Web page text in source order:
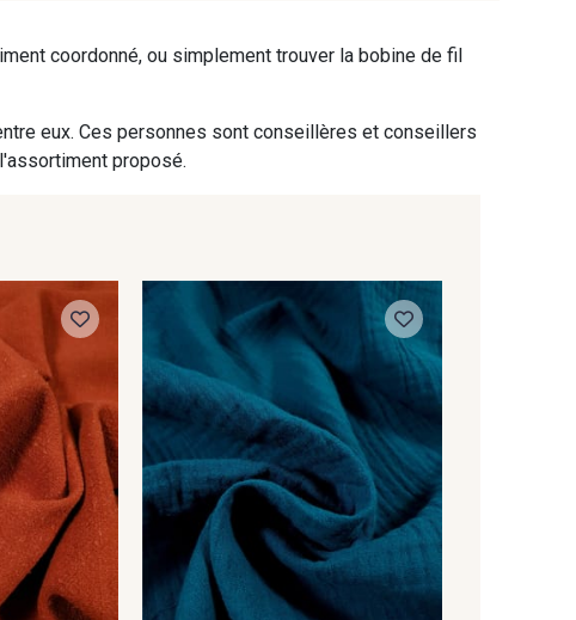
coordonné, ou simplement trouver la bobine de fil
eux. Ces personnes sont conseillères et conseillers
proposé.